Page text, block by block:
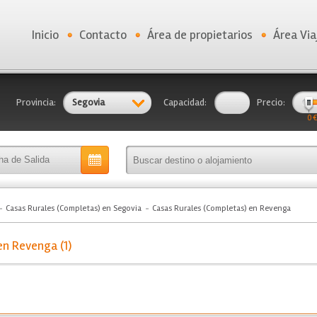
Inicio Contacto Área de propietarios Área
Provincia: Segovia Capacidad: Precio:
0 €
Casas Rurales (Completas) en Segovia Casas Rurales (Completas) en Revenga
Revenga (1)